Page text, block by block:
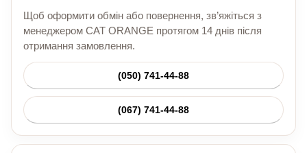
Щоб оформити обмін або повернення, зв’яжіться з
менеджером CAT ORANGE протягом 14 днів після
отримання замовлення.
(050) 741-44-88
(067) 741-44-88